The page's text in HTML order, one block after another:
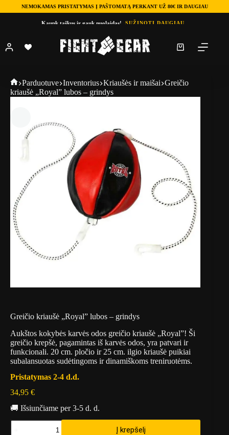
NEMOKAMAS PRISTATYMAS Į PAŠTOMATĄ PERKANT UŽ 80€ IR DAUGIAU
Kaupk taškus ir gauk nuolaidas! SUŽINOTI DAUGIAU
Shopping
cart
Fightgear
Parduotuve Inventorius Kriaušės ir maišai Greičio
kriaušė „Royal” lubos – grindys
Greičio kriaušė „Royal” lubos – grindys
Aukštos kokybės karvės odos greičio kriaušė „Royal”! Ši
greičio krepšė, pagamintas iš karvės odos, yra patvari ir
funkcionali. 20 cm. pločio ir 25 cm. ilgio kriaušė puikiai
subalansuotas sudėtingoms ir dinamiškoms treniruotėms.
Pristatymas 2-4 d.d.
34,95 €
🚚 Išsiunčiame per 3-5 d. d.
produkto
Į krepšelį